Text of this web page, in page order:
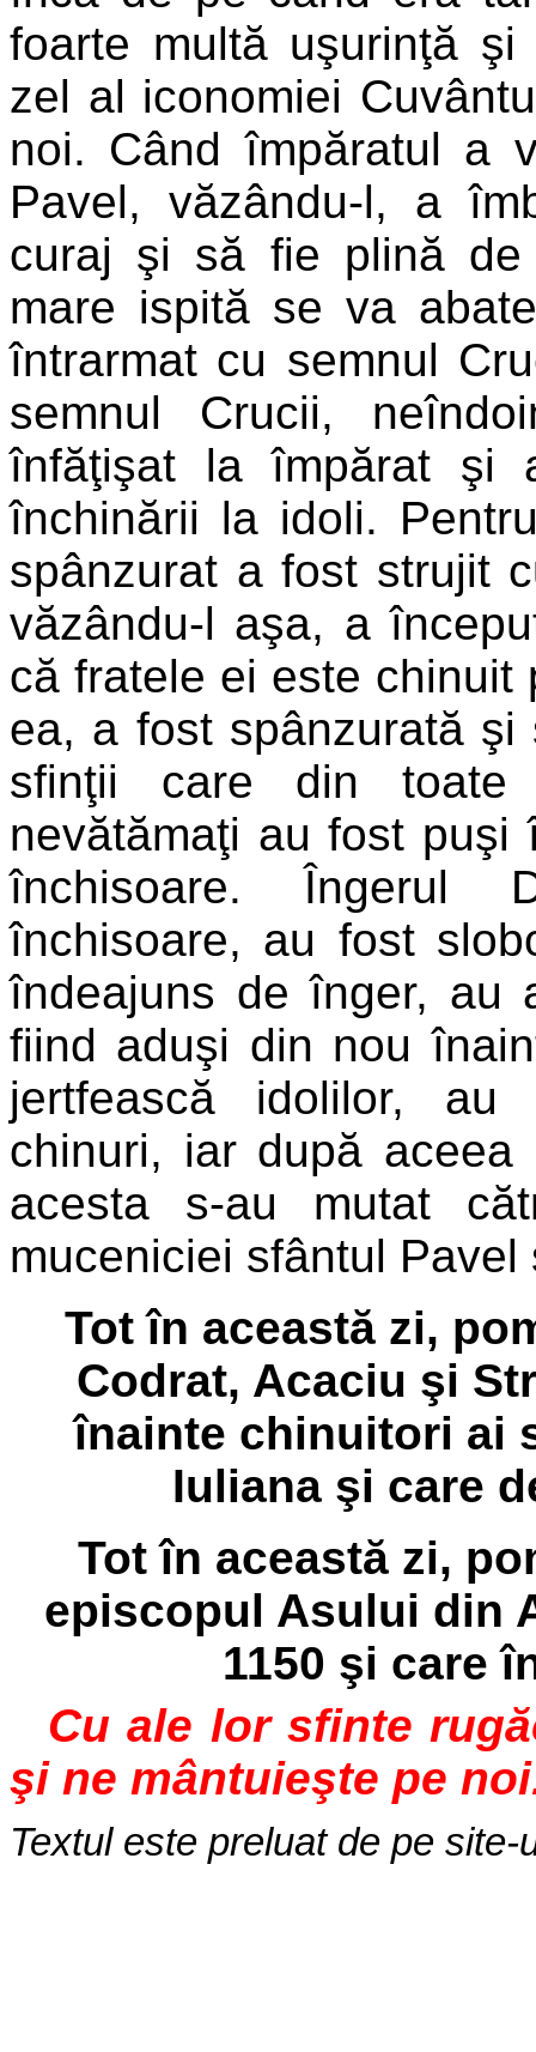
foarte multă uşurinţă
zel al iconomiei
noi. Când împăratul a
Pavel, văzându-l, a
curaj şi să fie plină
mare ispită se va
întrarmat cu semnul
semnul Crucii,
înfăţişat la împărat şi
închinării la idoli.
spânzurat a fost strujit
văzându-l aşa, a
că fratele ei este chinuit
ea, a fost spânzurată
sfinţii care din toate
nevătămaţi au fost
închisoare. Îngerul
închisoare, au fost
îndeajuns de înger, au
fiind aduşi din nou
jertfească idolilor,
chinuri, iar după
acesta s-au mutat
muceniciei sfântul
Tot în această zi,
Codrat, Acaciu şi
înainte chinuitori ai
Iuliana şi care
Tot în această zi,
episcopul Asului din
1150 şi care
Cu ale lor sfinte
şi ne mântuieşte pe
Textul este preluat de pe